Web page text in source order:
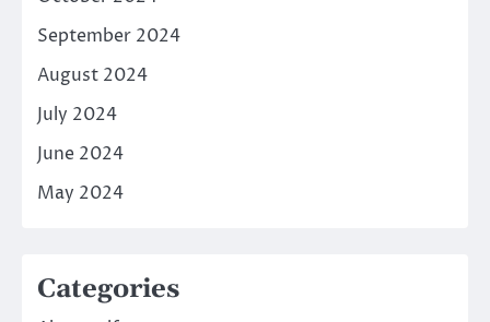
September 2024
August 2024
July 2024
June 2024
May 2024
Categories